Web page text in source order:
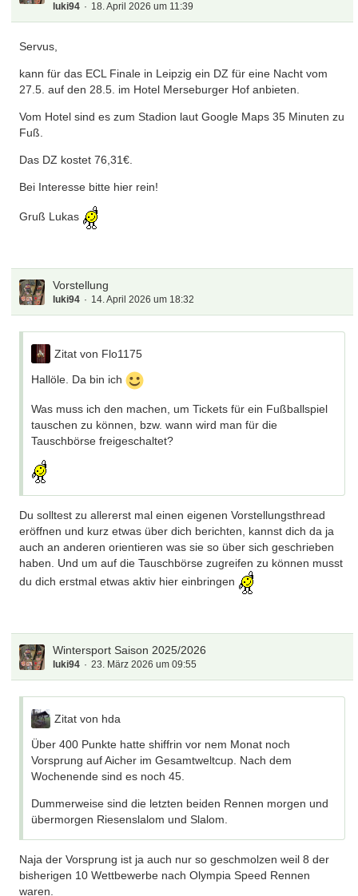
luki94 18. April 2026 um 11:39
Servus,
kann für das ECL Finale in Leipzig ein DZ für eine Nacht vom
27.5. auf den 28.5. im Hotel Merseburger Hof anbieten.
Vom Hotel sind es zum Stadion laut Google Maps 35 Minuten zu
Fuß.
Das DZ kostet 76,31€.
Bei Interesse bitte hier rein!
Gruß Lukas
Vorstellung
luki94 14. April 2026 um 18:32
Zitat von Flo1175
Hallöle. Da bin ich
Was muss ich den machen, um Tickets für ein Fußballspiel
tauschen zu können, bzw. wann wird man für die
Tauschbörse freigeschaltet?
Du solltest zu allererst mal einen eigenen Vorstellungsthread
eröffnen und kurz etwas über dich berichten, kannst dich da ja
auch an anderen orientieren was sie so über sich geschrieben
haben. Und um auf die Tauschbörse zugreifen zu können musst
du dich erstmal etwas aktiv hier einbringen
Wintersport Saison 2025/2026
luki94 23. März 2026 um 09:55
Zitat von hda
Über 400 Punkte hatte shiffrin vor nem Monat noch
Vorsprung auf Aicher im Gesamtweltcup. Nach dem
Wochenende sind es noch 45.
Dummerweise sind die letzten beiden Rennen morgen und
übermorgen Riesenslalom und Slalom.
Naja der Vorsprung ist ja auch nur so geschmolzen weil 8 der
bisherigen 10 Wettbewerbe nach Olympia Speed Rennen
waren.